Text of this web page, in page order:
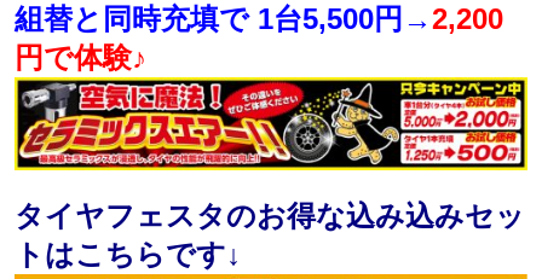
組替と同時充填で 1台5,500円→2,200
円で体験♪
タイヤフェスタのお得な込み込みセッ
トはこちらです↓